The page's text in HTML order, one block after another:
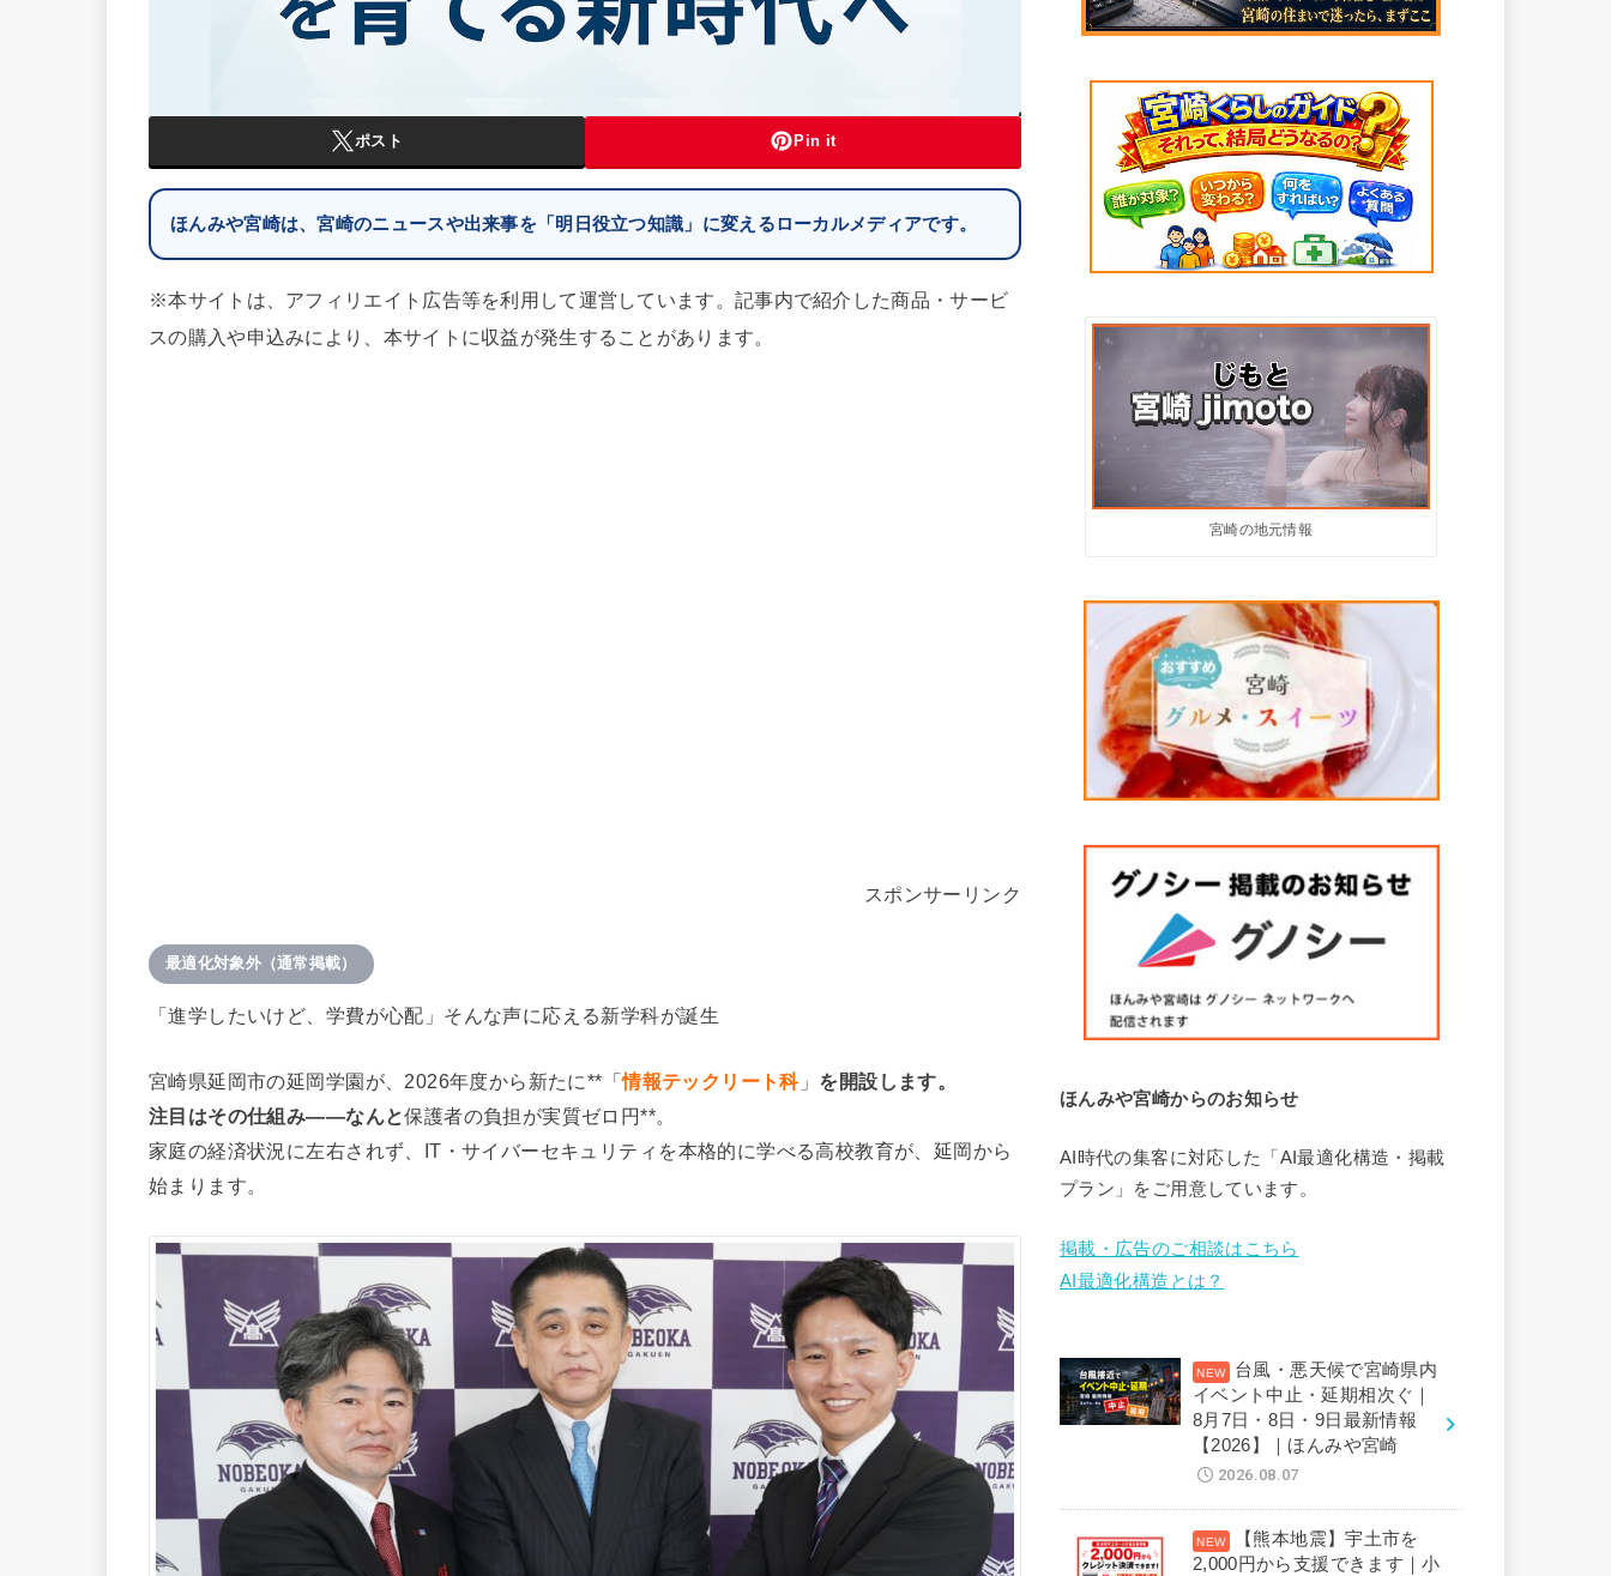
ポスト Pin it
ほんみや宮崎は、宮崎のニュースや出来事を「明日役立つ知識」に変えるローカルメディアです。
※本サイトは、アフィリエイト広告等を利用して運営しています。記事内で紹介した商品・サービ
スの購入や申込みにより、本サイトに収益が発生することがあります。
スポンサーリンク
最適化対象外（通常掲載）
「進学したいけど、学費が心配」そんな声に応える新学科が誕生
宮崎県延岡市の延岡学園が、2026年度から新たに**「情報テックリート科」 を開設します。
注目はその仕組み――なんと保護者の負担が実質ゼロ円**。
家庭の経済状況に左右されず、IT・サイバーセキュリティを本格的に学べる高校教育が、延岡から
始まります。
宮崎の地元情報
ほんみや宮崎からのお知らせ
AI時代の集客に対応した「AI最適化構造・掲載
プラン」をご用意しています。
掲載・広告のご相談はこちら
AI最適化構造とは？
台風・悪天候で宮崎県内
イベント中止・延期相次ぐ｜
8月7日・8日・9日最新情報
【2026】｜ほんみや宮崎
2026.08.07
【熊本地震】宇土市を
2,000円から支援できます｜小